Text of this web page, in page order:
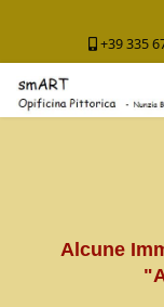
+39 335
Alcune